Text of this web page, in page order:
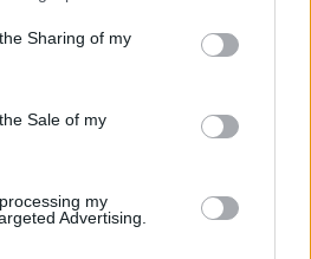
Sharing of my
Sale of my
my
Advertising.
24.03.2015 - 05:58
til min datter som flyttet inn
kan jo ho mor få vafler når hun